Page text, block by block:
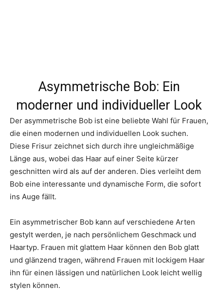
Asymmetrische Bob: Ein
moderner und individueller Look
Der asymmetrische Bob ist eine beliebte Wahl für Frauen,
die einen modernen und individuellen Look suchen.
Diese Frisur zeichnet sich durch ihre ungleichmäßige
Länge aus, wobei das Haar auf einer Seite kürzer
geschnitten wird als auf der anderen. Dies verleiht dem
Bob eine interessante und dynamische Form, die sofort
ins Auge fällt.
Ein asymmetrischer Bob kann auf verschiedene Arten
gestylt werden, je nach persönlichem Geschmack und
Haartyp. Frauen mit glattem Haar können den Bob glatt
und glänzend tragen, während Frauen mit lockigem Haar
ihn für einen lässigen und natürlichen Look leicht wellig
stylen können.